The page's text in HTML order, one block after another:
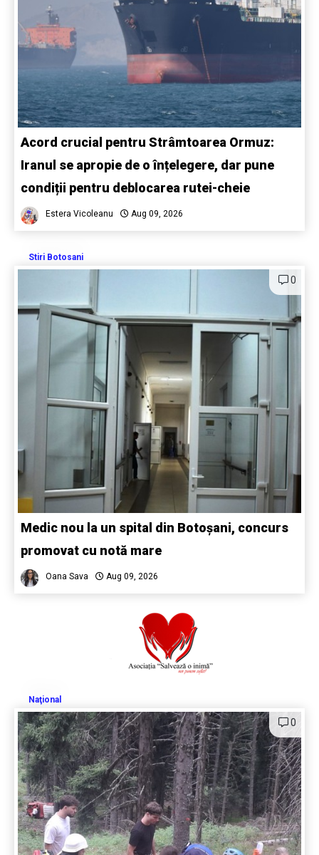
Acord crucial pentru Strâmtoarea Ormuz:
Iranul se apropie de o înțelegere, dar pune
condiții pentru deblocarea rutei-cheie
Estera Vicoleanu Aug 09, 2026
Stiri Botosani
0
Medic nou la un spital din Botoșani, concurs
promovat cu notă mare
Oana Sava Aug 09, 2026
Naţional
0